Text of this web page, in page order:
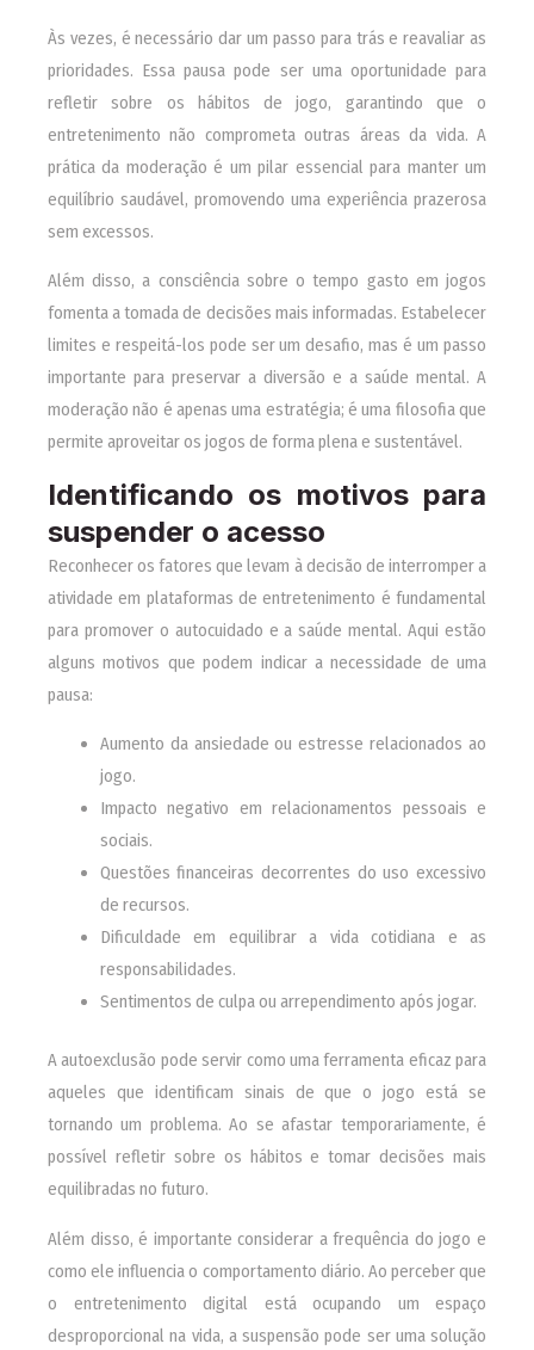
Às vezes, é necessário dar um passo para trás e reavaliar as
prioridades. Essa pausa pode ser uma oportunidade para
refletir sobre os hábitos de jogo, garantindo que o
entretenimento não comprometa outras áreas da vida. A
prática da moderação é um pilar essencial para manter um
equilíbrio saudável, promovendo uma experiência prazerosa
sem excessos.
Além disso, a consciência sobre o tempo gasto em jogos
fomenta a tomada de decisões mais informadas. Estabelecer
limites e respeitá-los pode ser um desafio, mas é um passo
importante para preservar a diversão e a saúde mental. A
moderação não é apenas uma estratégia; é uma filosofia que
permite aproveitar os jogos de forma plena e sustentável.
Identificando os motivos para
suspender o acesso
Reconhecer os fatores que levam à decisão de interromper a
atividade em plataformas de entretenimento é fundamental
para promover o autocuidado e a saúde mental. Aqui estão
alguns motivos que podem indicar a necessidade de uma
pausa:
Aumento da ansiedade ou estresse relacionados ao
jogo.
Impacto negativo em relacionamentos pessoais e
sociais.
Questões financeiras decorrentes do uso excessivo
de recursos.
Dificuldade em equilibrar a vida cotidiana e as
responsabilidades.
Sentimentos de culpa ou arrependimento após jogar.
A autoexclusão pode servir como uma ferramenta eficaz para
aqueles que identificam sinais de que o jogo está se
tornando um problema. Ao se afastar temporariamente, é
possível refletir sobre os hábitos e tomar decisões mais
equilibradas no futuro.
Além disso, é importante considerar a frequência do jogo e
como ele influencia o comportamento diário. Ao perceber que
o entretenimento digital está ocupando um espaço
desproporcional na vida, a suspensão pode ser uma solução